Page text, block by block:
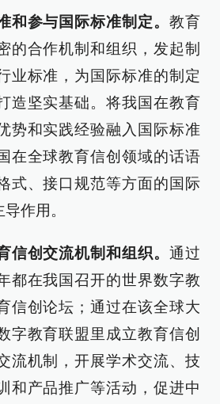
和参与国际标准制定。教育
的合作机制和组织，发起制
业标准，为国际标准的制定
造坚实基础。将我国在教育
势和实践经验融入国际标准
在全球教育信创领域的话语
式、接口规范等方面的国际
作用。
信创交流机制和组织。通过
都在我国召开的世界数字教
信创论坛；通过在该全球大
字教育联盟里成立教育信创
流机制，开展学术交流、技
和产品推广等活动，促进中